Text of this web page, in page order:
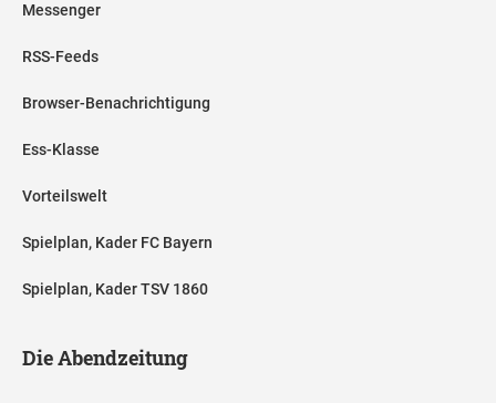
Messenger
RSS-Feeds
Browser-Benachrichtigung
Ess-Klasse
Vorteilswelt
Spielplan, Kader FC Bayern
Spielplan, Kader TSV 1860
Die Abendzeitung